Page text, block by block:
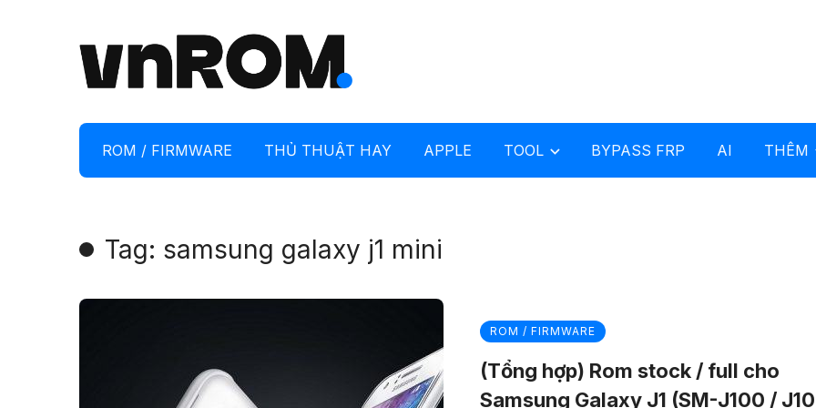
ROM / FIRMWARE THỦ THUẬT HAY APPLE TOOL BYPASS FRP AI THÊM
Tag: samsung galaxy j1 mini
ROM / FIRMWARE
(Tổng hợp) Rom stock / full cho
Samsung Galaxy J1 (SM-J100 /